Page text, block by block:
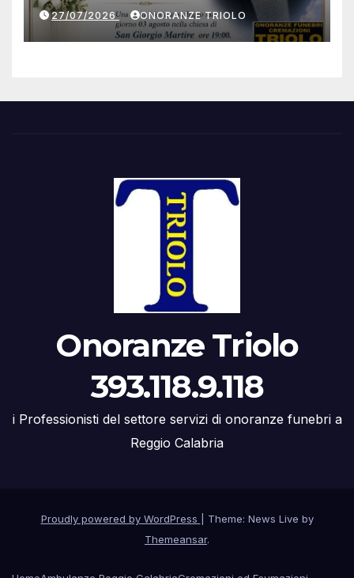
27/07/2026 ONORANZE TRIOLO
Onoranze Triolo
393.118.9.118
i Professionisti del settore servizi di onoranze funebri a
Reggio Calabria
Proudly powered by WordPress
Theme: News Live by
Themeansar.